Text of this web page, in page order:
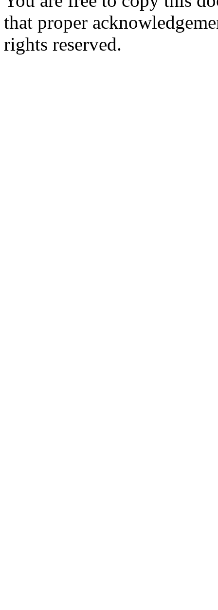
that proper
rights reserved.